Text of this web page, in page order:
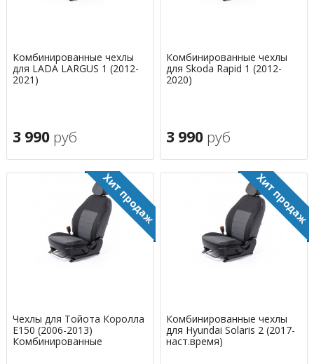
Комбинированные чехлы
для LADA LARGUS 1 (2012-
2021)
3 990 руб
Комбинированные чехлы
для Skoda Rapid 1 (2012-
2020)
3 990 руб
Чехлы для Тойота Королла
E150 (2006-2013)
Комбинированные
Комбинированные чехлы
для Hyundai Solaris 2 (2017-
наст.время)